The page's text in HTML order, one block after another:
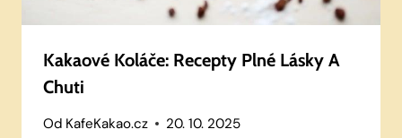
Kakaové Koláče: Recepty Plné Lásky A
Chuti
Od KafeKakao.cz 20. 10. 2025